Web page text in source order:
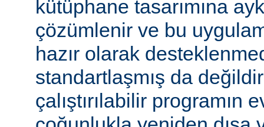
kütüphane tasarımına
çözümlenir ve bu
hazır olarak
standartlaşmış da
çalıştırılabilir programın